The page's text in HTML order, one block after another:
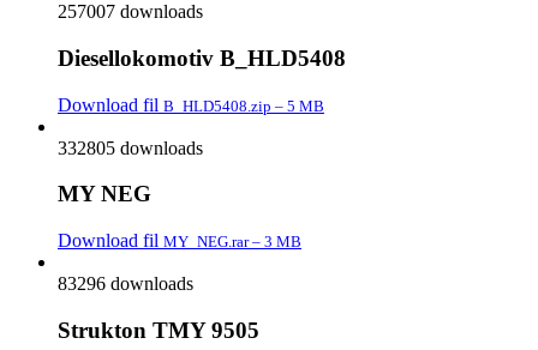
257007 downloads
Diesellokomotiv B_HLD5408
Download fil B_HLD5408.zip – 5 MB
332805 downloads
MY NEG
Download fil MY_NEG.rar – 3 MB
83296 downloads
Strukton TMY 9505